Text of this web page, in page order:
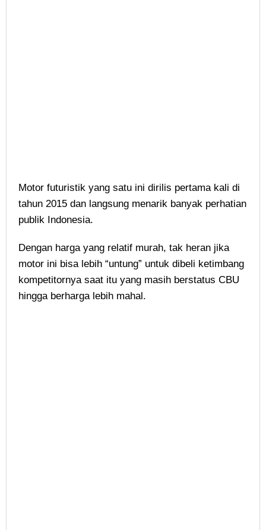
Motor futuristik yang satu ini dirilis pertama kali di
tahun 2015 dan langsung menarik banyak perhatian
publik Indonesia.
Dengan harga yang relatif murah, tak heran jika
motor ini bisa lebih “untung” untuk dibeli ketimbang
kompetitornya saat itu yang masih berstatus CBU
hingga berharga lebih mahal.